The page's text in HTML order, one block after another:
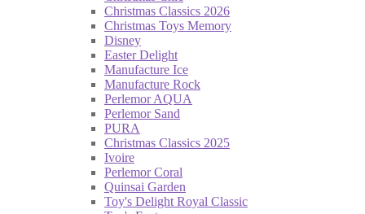
Christmas Classics 2026
Christmas Toys Memory
Disney
Easter Delight
Manufacture Ice
Manufacture Rock
Perlemor AQUA
Perlemor Sand
PURA
Christmas Classics 2025
Ivoire
Perlemor Coral
Quinsai Garden
Toy's Delight Royal Classic